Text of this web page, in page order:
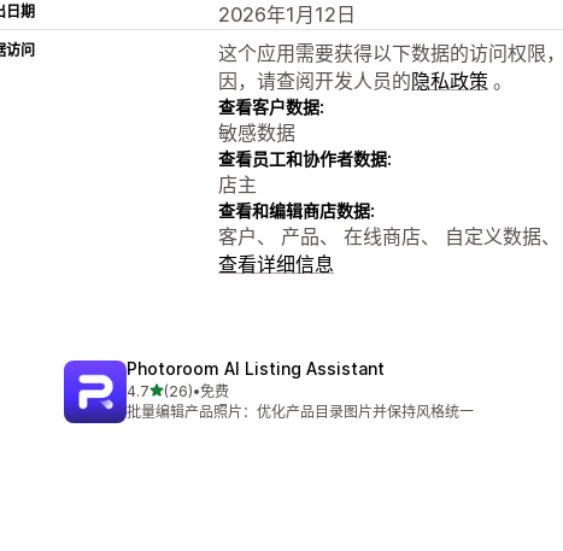
日期 2026年1月12日
访问
这个应用需要获得以下数据的访问权限
因，请查阅开发人员的隐私政策 。
查看客户数据:
敏感数据
查看员工和协作者数据:
店主
查看和编辑商店数据:
客户、 产品、 在线商店、 自定义数据
查看详细信息
Photoroom AI Listing Assistant
4.7星（满分 5 星）
(26)
总共 26 条评论
•免费
批量编辑产品照片：优化产品目录图片并保持风格统一